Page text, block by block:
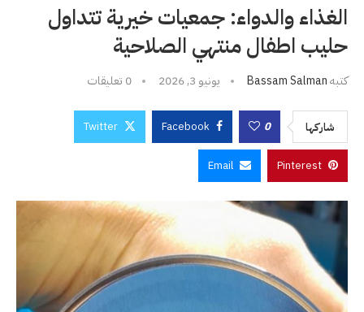
الغذاء والدواء: جمعيات خيرية تتداول
حليب اطفال منتهي الصلاحية
كتبهBassam Salman يونيو 3, 2026 0 تعليقات
شاركها 0
Facebook
Twitter
Pinterest
Email